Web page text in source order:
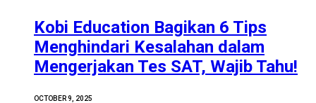
Kobi Education Bagikan 6 Tips
Menghindari Kesalahan dalam
Mengerjakan Tes SAT, Wajib Tahu!
OCTOBER 9, 2025